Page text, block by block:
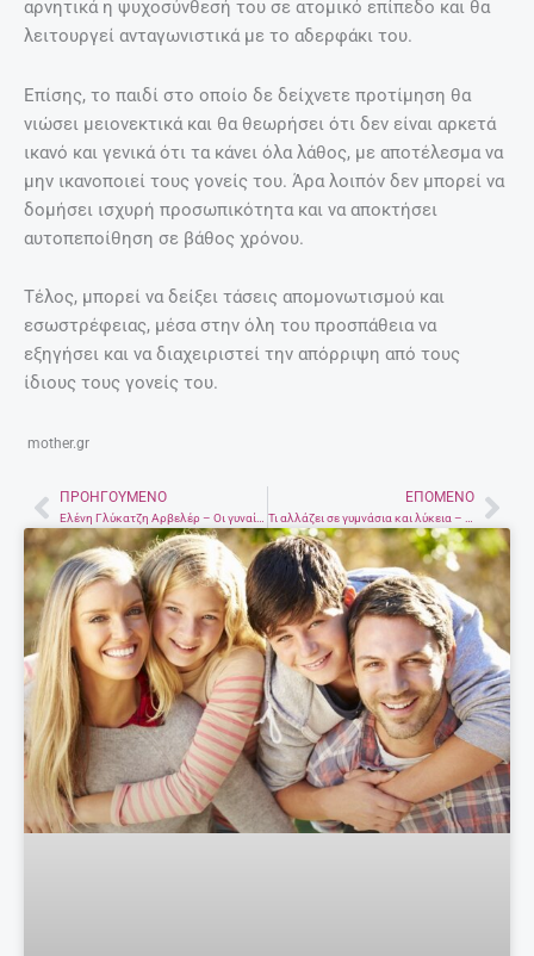
αρνητικά η ψυχοσύνθεσή του σε ατομικό επίπεδο και θα
λειτουργεί ανταγωνιστικά με το αδερφάκι του.
Επίσης, το παιδί στο οποίο δε δείχνετε προτίμηση θα
νιώσει μειονεκτικά και θα θεωρήσει ότι δεν είναι αρκετά
ικανό και γενικά ότι τα κάνει όλα λάθος, με αποτέλεσμα να
μην ικανοποιεί τους γονείς του. Άρα λοιπόν δεν μπορεί να
δομήσει ισχυρή προσωπικότητα και να αποκτήσει
αυτοπεποίθηση σε βάθος χρόνου.
Τέλος, μπορεί να δείξει τάσεις απομονωτισμού και
εσωστρέφειας, μέσα στην όλη του προσπάθεια να
εξηγήσει και να διαχειριστεί την απόρριψη από τους
ίδιους τους γονείς του.
mother.gr
PrevΠΡΟΗΓΟΎΜΕΝΟ
Eλένη Γλύκατζη Αρβελέρ – Οι γυναίκες έχουν τα πόδια στη γη αλλά δεν έχουν όλες τα μάτια στον ουρανό
ΕΠΌΜΕΝΟ
Τι αλλάζει σε γυμνάσια και λύκεια – Το χρονοδιάγραμμα του υπουργείου Παιδείας